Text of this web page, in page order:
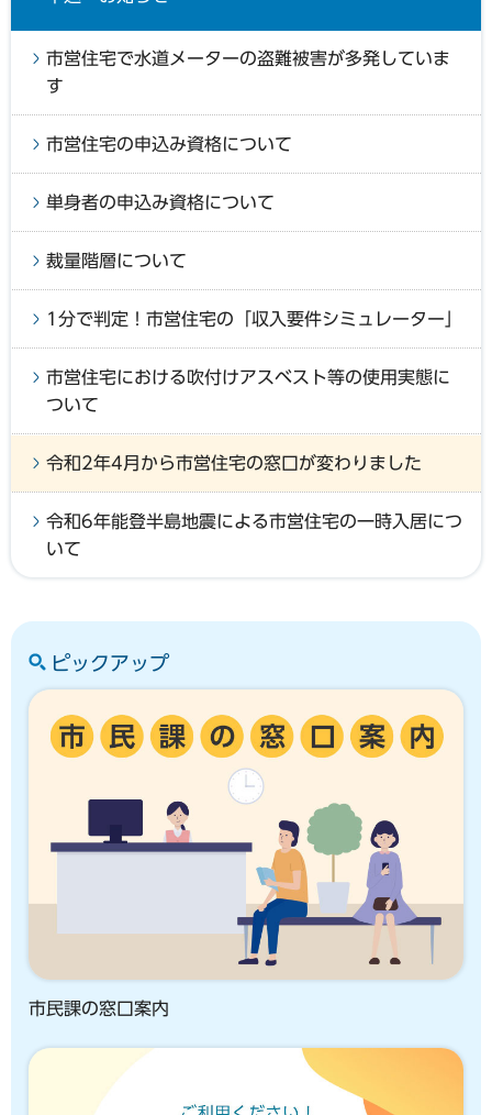
市営住宅で水道メーターの盗難被害が多発していま
す
市営住宅の申込み資格について
単身者の申込み資格について
裁量階層について
1分で判定！市営住宅の「収入要件シミュレーター」
市営住宅における吹付けアスベスト等の使用実態に
ついて
令和2年4月から市営住宅の窓口が変わりました
令和6年能登半島地震による市営住宅の一時入居につ
いて
ピックアップ
市民課の窓口案内